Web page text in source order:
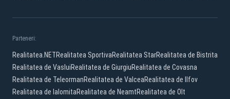
Parteneri:
Realitatea.NETRealitatea SportivaRealitatea StarRealitatea de Bistrita
Realitatea de VasluiRealitatea de GiurgiuRealitatea de Covasna
Realitatea de TeleormanRealitatea de ValceaRealitatea de Ilfov
Realitatea de IalomitaRealitatea de NeamtRealitatea de Olt